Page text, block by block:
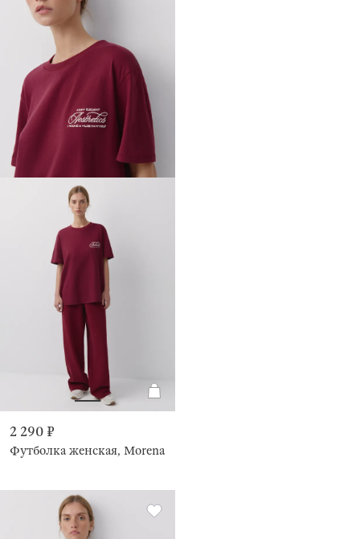
2 290 ₽
Футболка женская, Morena